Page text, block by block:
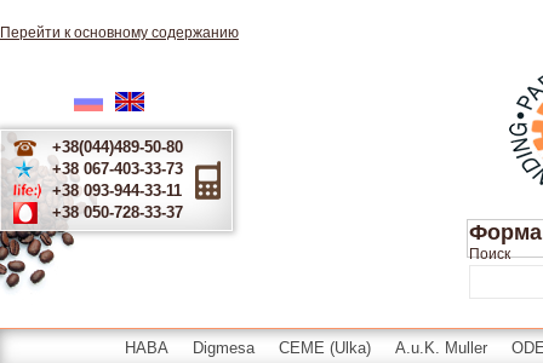
Перейти к основному содержанию
Русский
+38(044)489-50-80
+38 067-403-33-73
+38 093-944-33-11
+38 050-728-33-37
Форма
Поиск
HABA Digmesa CEME (Ulka) A.u.K. Muller